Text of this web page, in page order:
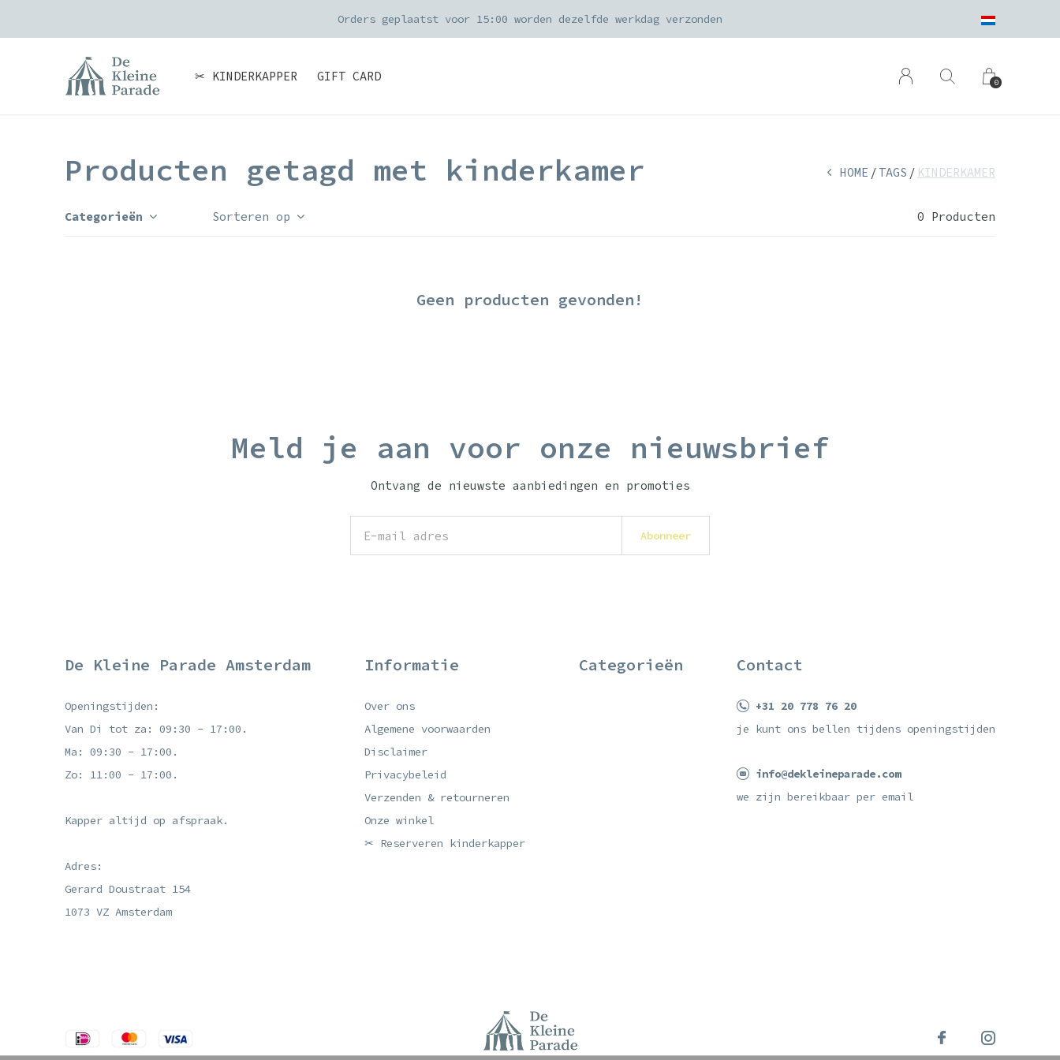
✂ KINDERKAPPER GIFT CARD 0
Orders geplaatst voor 15:00 worden dezelfde werkdag verzonden
Producten getagd met kinderkamer HOME TAGS KINDERKAMER
Categorieën Sorteren op 0 Producten
Geen producten gevonden!
Meld je aan voor onze nieuwsbrief
Ontvang de nieuwste aanbiedingen en promoties
Abonneer
De Kleine Parade Amsterdam
Openingstijden:
Van Di tot za: 09:30 - 17:00.
Ma: 09:30 - 17:00.
Zo: 11:00 - 17:00.
Kapper altijd op afspraak.
Adres:
Gerard Doustraat 154
1073 VZ Amsterdam
Informatie
Over ons
Algemene voorwaarden
Disclaimer
Privacybeleid
Verzenden & retourneren
Onze winkel
✂ Reserveren kinderkapper
Categorieën Contact
+31 20 778 76 20
je kunt ons bellen tijdens openingstijden
info@dekleineparade.com
we zijn bereikbaar per email